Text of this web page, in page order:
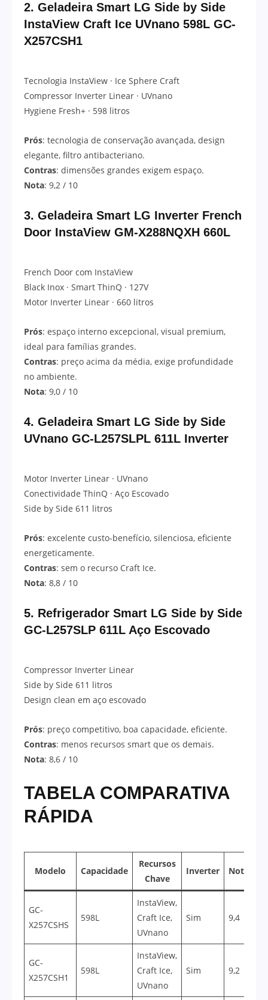
2. Geladeira Smart LG Side by Side
InstaView Craft Ice UVnano 598L GC-
X257CSH1
Tecnologia InstaView · Ice Sphere Craft
Compressor Inverter Linear · UVnano
Hygiene Fresh+ · 598 litros
Prós: tecnologia de conservação avançada, design
elegante, filtro antibacteriano.
Contras: dimensões grandes exigem espaço.
Nota: 9,2 / 10
3. Geladeira Smart LG Inverter French
Door InstaView GM-X288NQXH 660L
French Door com InstaView
Black Inox · Smart ThinQ · 127V
Motor Inverter Linear · 660 litros
Prós: espaço interno excepcional, visual premium,
ideal para famílias grandes.
Contras: preço acima da média, exige profundidade
no ambiente.
Nota: 9,0 / 10
4. Geladeira Smart LG Side by Side
UVnano GC-L257SLPL 611L Inverter
Motor Inverter Linear · UVnano
Conectividade ThinQ · Aço Escovado
Side by Side 611 litros
Prós: excelente custo-benefício, silenciosa, eficiente
energeticamente.
Contras: sem o recurso Craft Ice.
Nota: 8,8 / 10
5. Refrigerador Smart LG Side by Side
GC-L257SLP 611L Aço Escovado
Compressor Inverter Linear
Side by Side 611 litros
Design clean em aço escovado
Prós: preço competitivo, boa capacidade, eficiente.
Contras: menos recursos smart que os demais.
Nota: 8,6 / 10
TABELA COMPARATIVA
RÁPIDA
Modelo Capacidade
Recursos
Chave
Inverter Nota
GC-
X257CSHS
598L
InstaView,
Craft Ice,
UVnano
Sim 9,4
GC-
X257CSH1
598L
InstaView,
Craft Ice,
UVnano
Sim 9,2